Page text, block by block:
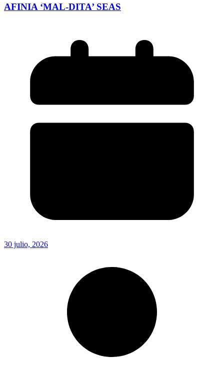
AFINIA ‘MAL-DITA’ SEAS
30 julio, 2026